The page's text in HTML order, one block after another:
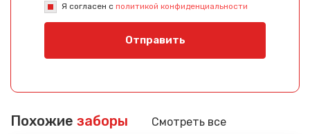
Я согласен с политикой конфиденциальности
Отправить
Похожие заборы Смотреть все